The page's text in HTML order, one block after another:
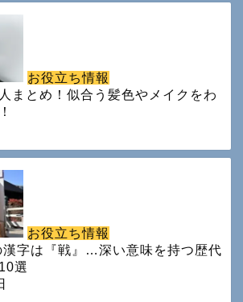
お役立ち情報
まとめ！似合う髪色やメイクをわ
お役立ち情報
字は『戦』…深い意味を持つ歴代
選